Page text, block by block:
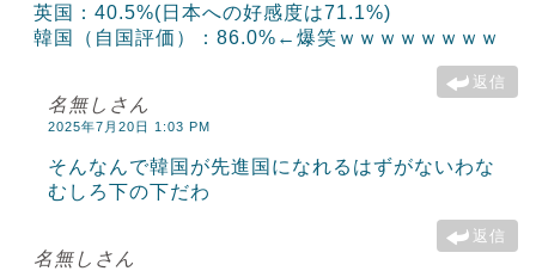
英国：40.5%(日本への好感度は71.1%)
韓国（自国評価）：86.0%←爆笑ｗｗｗｗｗｗｗｗ
返信
名無しさん
2025年7月20日 1:03 PM
そんなんで韓国が先進国になれるはずがないわな
むしろ下の下だわ
返信
名無しさん